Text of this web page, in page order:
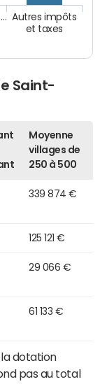
Autres impôts
et taxes
Saint-
Moyenne
villages de
250 à 500
339 874 €
125 121 €
29 066 €
61 133 €
la dotation
pas au total